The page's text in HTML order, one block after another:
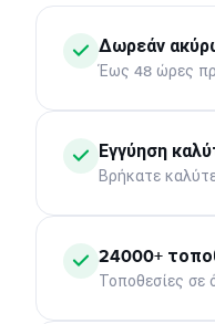
Δωρεάν
Έως 48 ώρες
Εγγύηση
Βρήκατε
24000+
Τοποθεσίες σε